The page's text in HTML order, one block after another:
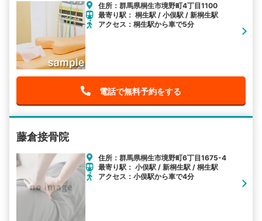
住所：群馬県桐生市境野町4丁目1100
最寄り駅： 桐生駅 / 小俣駅 / 新桐生駅
アクセス：桐生駅から車で5分
電話で無料予約をする
藤倉接骨院
住所：群馬県桐生市境野町6丁目1675-4
最寄り駅： 小俣駅 / 新桐生駅 / 桐生駅
アクセス：小俣駅から車で4分